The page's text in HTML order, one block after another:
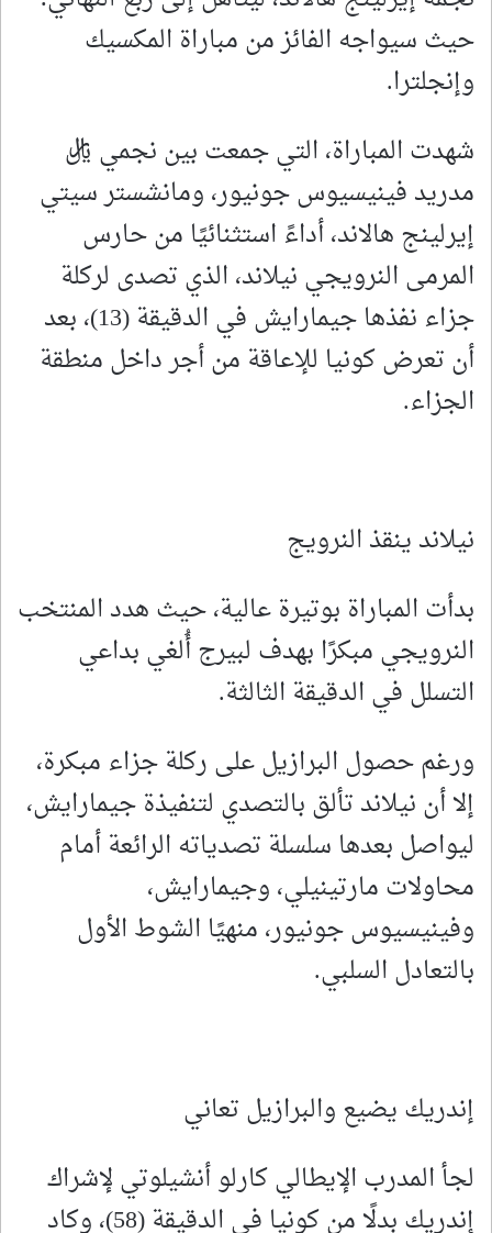
حيث سيواجه الفائز من مباراة المكسيك
وإنجلترا.
شهدت المباراة، التي جمعت بين نجمي ريال
مدريد فينيسيوس جونيور، ومانشستر سيتي
إيرلينج هالاند، أداءً استثنائيًا من حارس
المرمى النرويجي نيلاند، الذي تصدى لركلة
جزاء نفذها جيمارايش في الدقيقة (13)، بعد
أن تعرض كونيا للإعاقة من أجر داخل منطقة
الجزاء.
نيلاند ينقذ النرويج
بدأت المباراة بوتيرة عالية، حيث هدد المنتخب
النرويجي مبكرًا بهدف لبيرج أُلغي بداعي
التسلل في الدقيقة الثالثة.
ورغم حصول البرازيل على ركلة جزاء مبكرة،
إلا أن نيلاند تألق بالتصدي لتنفيذة جيمارايش،
ليواصل بعدها سلسلة تصدياته الرائعة أمام
محاولات مارتينيلي، وجيمارايش،
وفينيسيوس جونيور، منهيًا الشوط الأول
بالتعادل السلبي.
إندريك يضيع والبرازيل تعاني
لجأ المدرب الإيطالي كارلو أنشيلوتي لإشراك
إندريك بدلًا من كونيا في الدقيقة (58)، وكاد